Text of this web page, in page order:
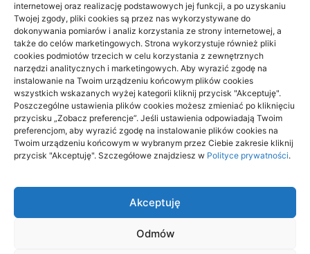
internetowej oraz realizację podstawowych jej funkcji, a po uzyskaniu
Twojej zgody, pliki cookies są przez nas wykorzystywane do
dokonywania pomiarów i analiz korzystania ze strony internetowej, a
także do celów marketingowych. Strona wykorzystuje również pliki
cookies podmiotów trzecich w celu korzystania z zewnętrznych
narzędzi analitycznych i marketingowych. Aby wyrazić zgodę na
instalowanie na Twoim urządzeniu końcowym plików cookies
wszystkich wskazanych wyżej kategorii kliknij przycisk "Akceptuję".
Poszczególne ustawienia plików cookies możesz zmieniać po kliknięciu
przycisku „Zobacz preferencje”. Jeśli ustawienia odpowiadają Twoim
preferencjom, aby wyrazić zgodę na instalowanie plików cookies na
Twoim urządzeniu końcowym w wybranym przez Ciebie zakresie kliknij
przycisk "Akceptuję". Szczegółowe znajdziesz w Polityce prywatności.
Akceptuję
Odmów
Beskid Śląski: widokowe szlaki na 1
dzień — wybór trasy
18/06/2026
aitrendy.pl